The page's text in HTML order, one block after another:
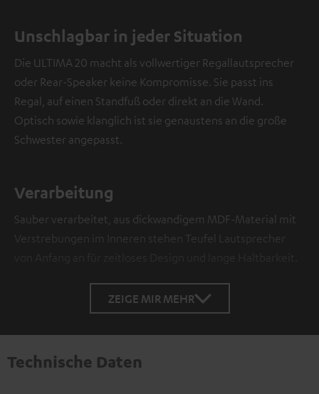
Unschlagbar in jeder Situation
Die ULTIMA 20 macht als vollwertiger Regallautsprecher
oder Rear-Speaker keine Kompromisse. Sie passt ins
Regal, auf einen Standfuß oder direkt an die Wand.
Optisch sowie klanglich ist sie genaustens an die große
Schwester angepasst.
Verarbeitung
Sauber verarbeitet, aus dickwandigem MDF-Material mit
Verstrebungen im Inneren stehen Teufel Lautsprecher
ZEIGE MIR MEHR
Technische Daten